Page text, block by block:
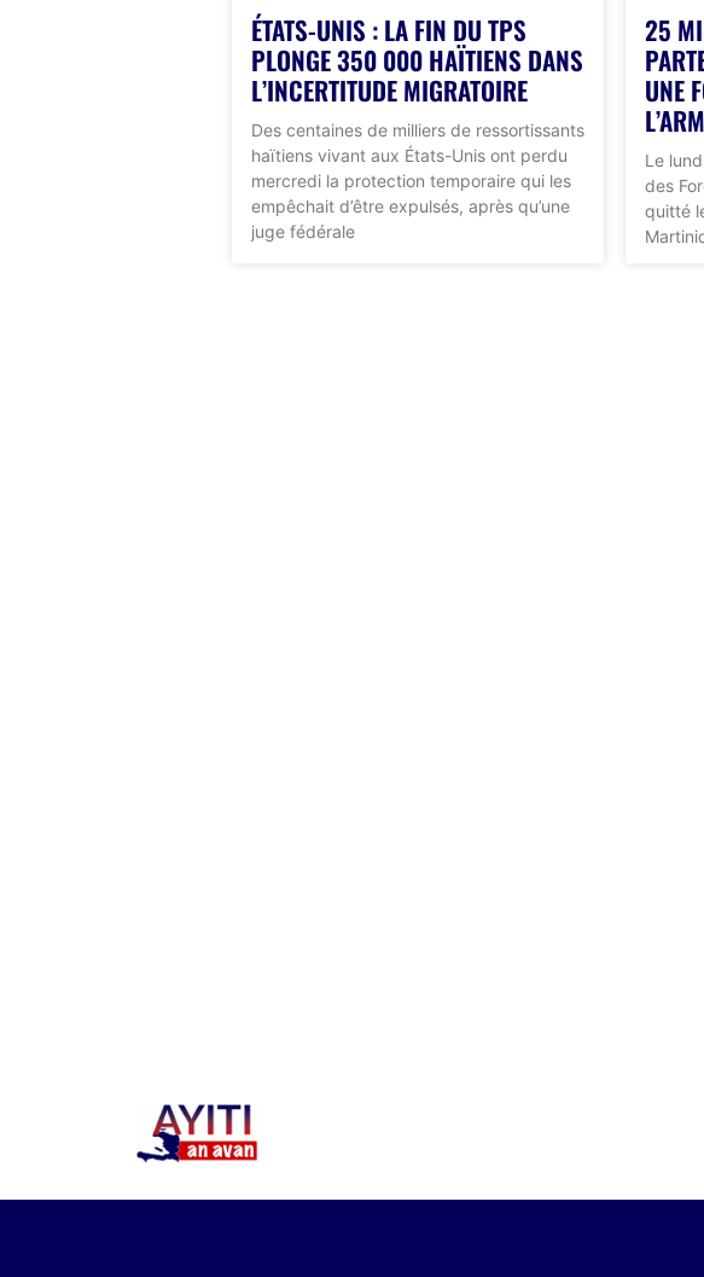
ÉTATS-UNIS : LA FIN DU TPS
PLONGE 350 000 HAÏTIENS DANS
L’INCERTITUDE MIGRATOIRE
Des centaines de milliers de ressortissants
haïtiens vivant aux États-Unis ont perdu
mercredi la protection temporaire qui les
empêchait d’être expulsés, après qu’une
juge fédérale
25
UNE
Le
des
quitté